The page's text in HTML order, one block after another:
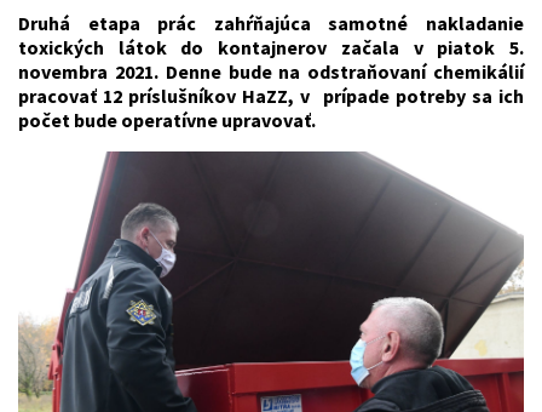
Druhá etapa prác zahŕňajúca samotné nakladanie
toxických látok do kontajnerov začala v piatok 5.
novembra 2021. Denne bude na odstraňovaní chemikálií
pracovať 12 príslušníkov HaZZ, v prípade potreby sa ich
počet bude operatívne upravovať.